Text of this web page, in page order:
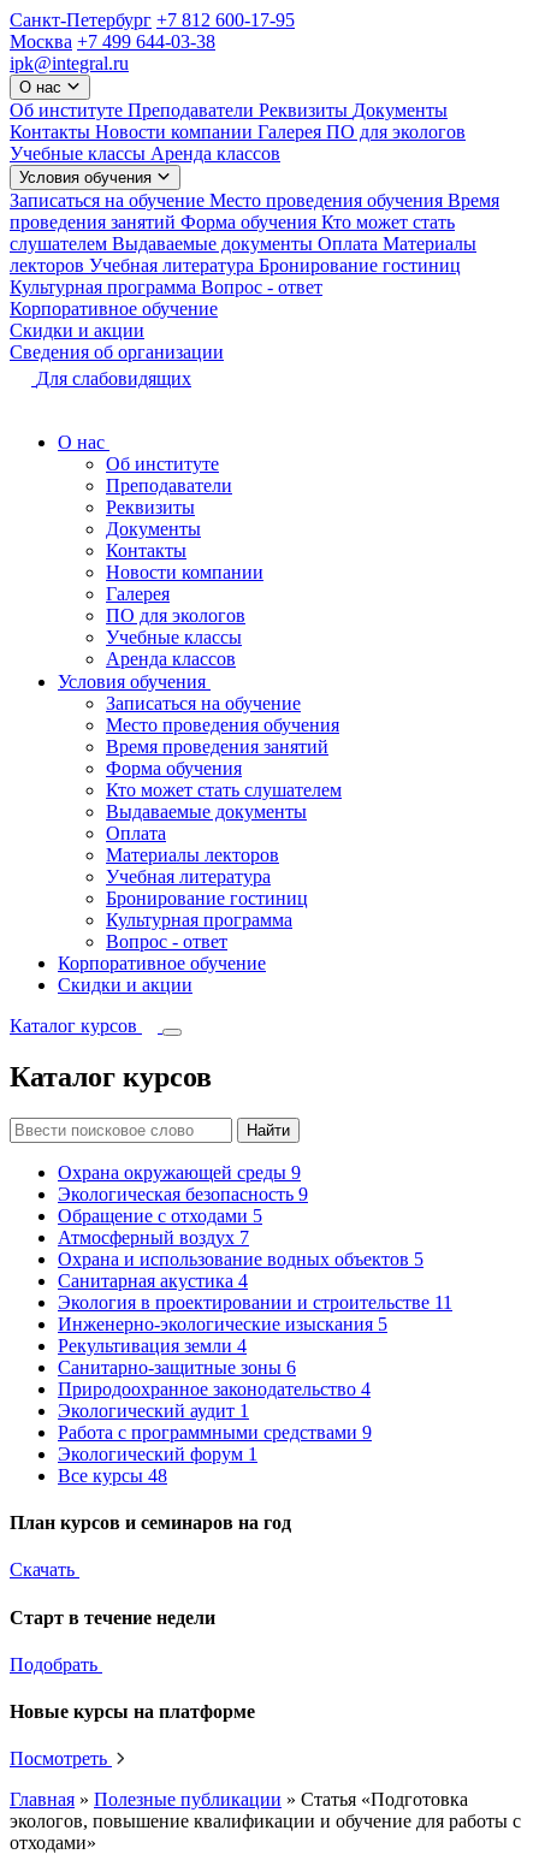
Санкт-Петербург +7 812 600-17-95
Москва +7 499 644-03-38
ipk@integral.ru
О нас
Об институте Преподаватели Реквизиты Документы
Контакты Новости компании Галерея ПО для экологов
Учебные классы Аренда классов
Условия обучения
Записаться на обучение Место проведения обучения Время
проведения занятий Форма обучения Кто может стать
слушателем Выдаваемые документы Оплата Материалы
лекторов Учебная литература Бронирование гостиниц
Культурная программа Вопрос - ответ
Корпоративное обучение
Скидки и акции
Сведения об организации
Для слабовидящих
О нас
Об институте
Преподаватели
Реквизиты
Документы
Контакты
Новости компании
Галерея
ПО для экологов
Учебные классы
Аренда классов
Условия обучения
Записаться на обучение
Место проведения обучения
Время проведения занятий
Форма обучения
Кто может стать слушателем
Выдаваемые документы
Оплата
Материалы лекторов
Учебная литература
Бронирование гостиниц
Культурная программа
Вопрос - ответ
Корпоративное обучение
Скидки и акции
Каталог курсов
Каталог курсов
Найти
Охрана окружающей среды 9
Экологическая безопасность 9
Обращение с отходами 5
Атмосферный воздух 7
Охрана и использование водных объектов 5
Санитарная акустика 4
Экология в проектировании и строительстве 11
Инженерно-экологические изыскания 5
Рекультивация земли 4
Санитарно-защитные зоны 6
Природоохранное законодательство 4
Экологический аудит 1
Работа с программными средствами 9
Экологический форум 1
Все курсы 48
План курсов и семинаров на год
Скачать
Старт в течение недели
Подобрать
Новые курсы на платформе
Посмотреть
Главная » Полезные публикации » Статья «Подготовка
экологов, повышение квалификации и обучение для работы с
отходами»